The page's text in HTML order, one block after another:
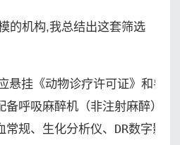
的机构,我总结出这套筛选
悬挂《动物诊疗许可证》和兽
呼吸麻醉机（非注射麻醉），
规、生化分析仪、DR数字影像